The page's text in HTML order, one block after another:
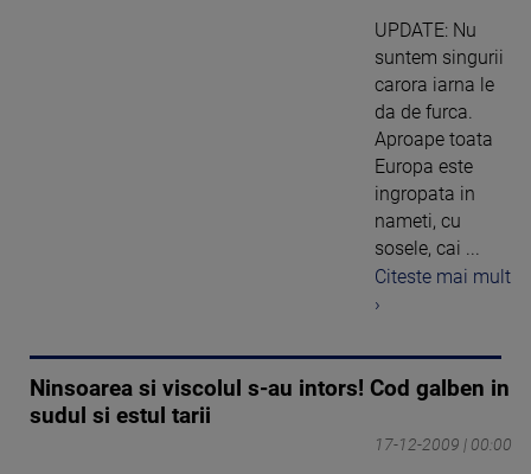
UPDATE: Nu
suntem singurii
carora iarna le
da de furca.
Aproape toata
Europa este
ingropata in
nameti, cu
sosele, cai ...
Citeste mai mult
›
Ninsoarea si viscolul s-au intors! Cod galben in
sudul si estul tarii
17-12-2009 | 00:00